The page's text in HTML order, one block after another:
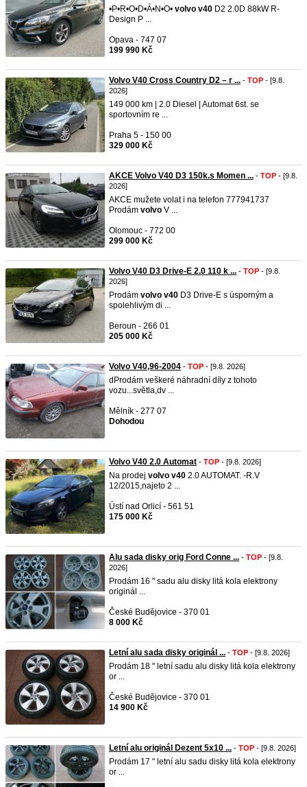
•P•R•O•D•Á•N•O• volvo v40 D2 2.0D 88kW R-
Design P ...
Opava - 747 07
199 990 Kč
Volvo V40 Cross Country D2 – r ... - TOP - [9.8.
2026]
149 000 km | 2.0 Diesel | Automat 6st. se
sportovním re ...
Praha 5 - 150 00
329 000 Kč
AKCE Volvo V40 D3 150k.s Momen ... - TOP - [9.8.
2026]
AKCE mužete volat i na telefon 777941737
Prodám volvo V ...
Olomouc - 772 00
299 000 Kč
Volvo V40 D3 Drive-E 2.0 110 k ... - TOP - [9.8.
2026]
Prodám volvo v40 D3 Drive-E s úsporným a
spolehlivým di ...
Beroun - 266 01
205 000 Kč
Volvo V40,96-2004 - TOP - [9.8. 2026]
dProdám veškeré náhradní díly z tohoto
vozu...světla,dv ...
Mělník - 277 07
Dohodou
Volvo V40 2.0 Automat - TOP - [9.8. 2026]
Na prodej volvo v40 2.0 AUTOMAT. -R.V
12/2015,najeto 2 ...
Ústí nad Orlicí - 561 51
175 000 Kč
Alu sada disky orig Ford Conne ... - TOP - [9.8.
2026]
Prodám 16 " sadu alu disky litá kola elektrony
originál ...
České Budějovice - 370 01
8 000 Kč
Letní alu sada disky originál ... - TOP - [9.8. 2026]
Prodám 18 " letní sadu alu disky litá kola elektrony
or ...
České Budějovice - 370 01
14 900 Kč
Letní alu originál Dezent 5x10 ... - TOP - [9.8. 2026]
Prodám 17 " letní alu sadu disky litá kola elektrony
or ...